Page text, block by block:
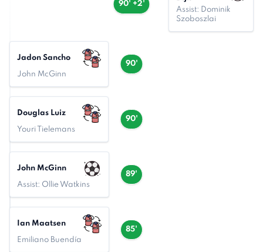
90' +2'
Assist: Dominik
Szoboszlai
90'
Jadon Sancho
John McGinn
90'
Douglas Luiz
Youri Tielemans
89'
John McGinn
Assist: Ollie Watkins
85'
Ian Maatsen
Emiliano Buendía